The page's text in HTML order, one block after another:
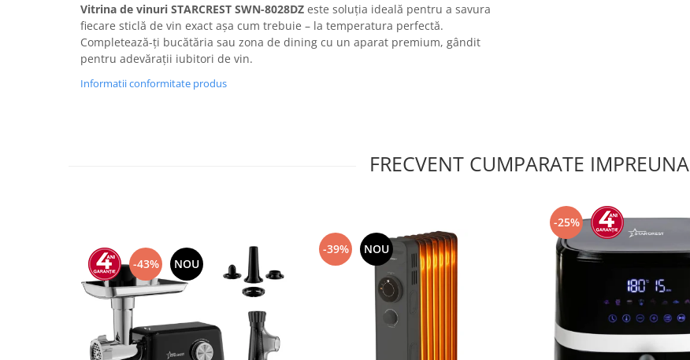
Vitrina de vinuri STARCREST SWN-8028DZ este soluția ideală pentru a savura
fiecare sticlă de vin exact așa cum trebuie – la temperatura perfectă.
Completează-ți bucătăria sau zona de dining cu un aparat premium, gândit
pentru adevărații iubitori de vin.
Informatii conformitate produs
FRECVENT CUMPARATE IMPREUNA
-43% NOU
-39% NOU
-25%